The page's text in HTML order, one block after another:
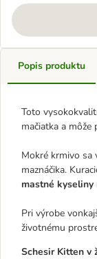
Popis produktu
Toto
mačiatka a
Mokré krmivo sa
maznáčika.
mastné kyseliny
Pri výrobe
životnému
Schesir Kitten v